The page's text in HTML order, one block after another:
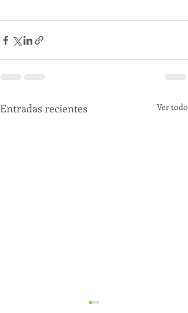
Entradas recientes Ver todo